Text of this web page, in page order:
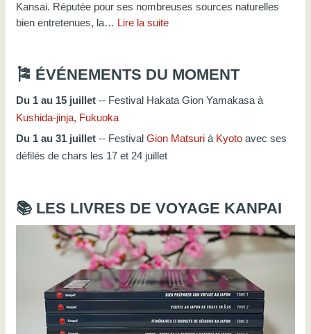
Kansai. Réputée pour ses nombreuses sources naturelles
bien entretenues, la… Lire la suite
🎏 ÉVÉNEMENTS DU MOMENT
Du 1 au 15 juillet -- Festival Hakata Gion Yamakasa à
Kushida-jinja, Fukuoka
Du 1 au 31 juillet -- Festival Gion Matsuri à Kyoto avec ses
défilés de chars les 17 et 24 juillet
📚 LES LIVRES DE VOYAGE KANPAI